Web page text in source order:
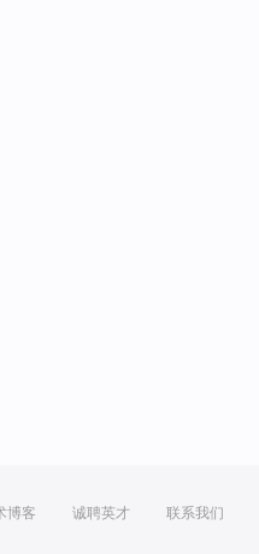
博客 诚聘英才 联系我们